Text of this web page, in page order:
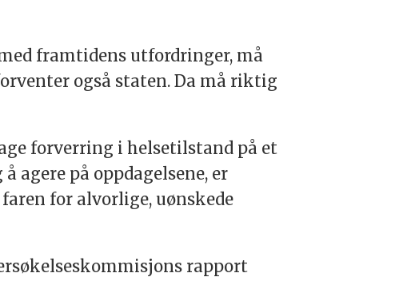
framtidens utfordringer, må
også staten. Da må riktig
forverring i helsetilstand på et
agere på oppdagelsene, er
for alvorlige, uønskede
rapport